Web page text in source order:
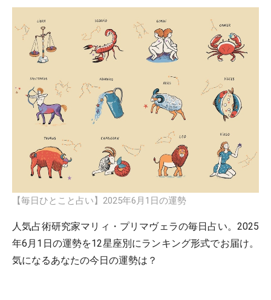
【毎日ひとこと占い】2025年6月1日の運勢
人気占術研究家マリィ・プリマヴェラの毎日占い。2025
年6月1日の運勢を12星座別にランキング形式でお届け。
気になるあなたの今日の運勢は？